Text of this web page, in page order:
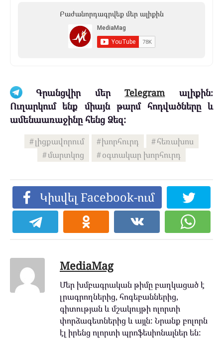
Բաժանորդագրվեք մեր ալիքին
Գրանցվիր մերTelegramալիքին։
Ուղարկում ենք միայն թարմ հոդվածները և
ամենաառաջինը հենց Ձեզ:
լիցքավորում խորհուրդ
հեռախոս
մարտկոց
օգտակար խորհուրդ
Կիսվել Facebook-ում
MediaMag
Մեր խմբագրական թիմը բաղկացած է
լրագրողներից, հոգեբաններից,
գիտության և մշակույթի ոլորտի
փորձագետներից և այլն: Նրանք բոլորն
էլ իրենց ոլորտի պրոֆեսիոնալներ են: